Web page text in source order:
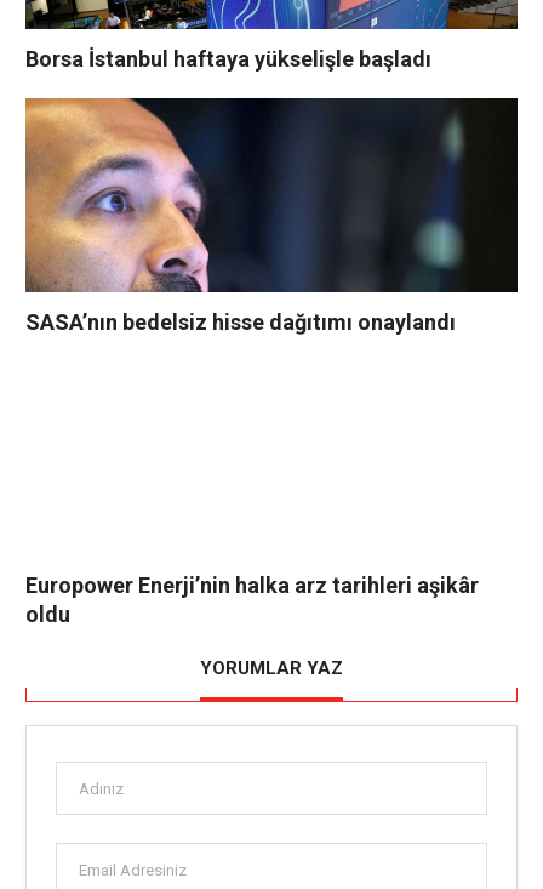
Borsa İstanbul haftaya yükselişle başladı
SASA’nın bedelsiz hisse dağıtımı onaylandı
Europower Enerji’nin halka arz tarihleri aşikâr
oldu
YORUMLAR YAZ